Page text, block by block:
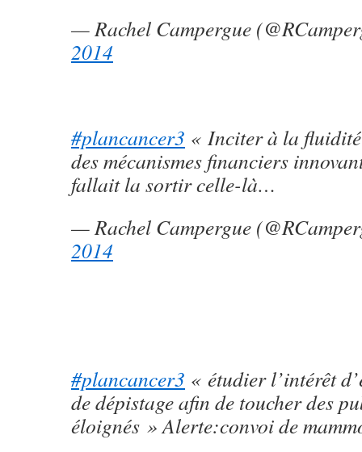
— Rachel Campergue
2014
#plancancer3 « Inciter à la
des mécanismes financiers
fallait la sortir celle-là…
— Rachel Campergue
2014
#plancancer3 « étudier l’intérêt
de dépistage afin de toucher des
éloignés » Alerte:convoi de